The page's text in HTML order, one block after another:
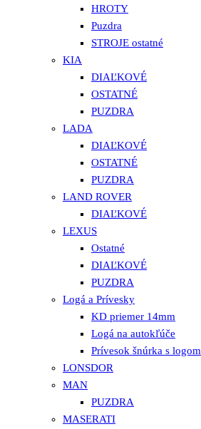
HROTY
Puzdra
STROJE ostatné
KIA
DIAĽKOVÉ
OSTATNÉ
PUZDRA
LADA
DIAĽKOVÉ
OSTATNÉ
PUZDRA
LAND ROVER
DIAĽKOVÉ
LEXUS
Ostatné
DIAĽKOVÉ
PUZDRA
Logá a Prívesky
KD priemer 14mm
Logá na autokľúče
Prívesok šnúrka s logom
LONSDOR
MAN
PUZDRA
MASERATI